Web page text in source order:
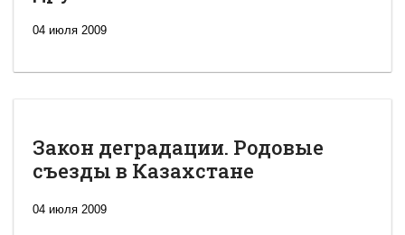
04 июля 2009
Закон деградации. Родовые
съезды в Казахстане
04 июля 2009